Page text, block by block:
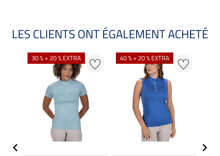
LES CLIENTS ONT ÉGALEMENT ACHETÉ
30 % + 20 % EXTRA 40 % + 20 % EXTRA